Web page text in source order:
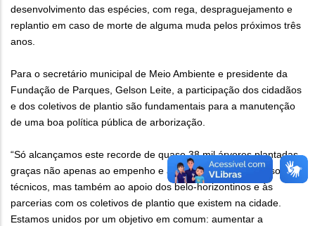
desenvolvimento das espécies, com rega, despraguejamento e
replantio em caso de morte de alguma muda pelos próximos três
anos.
Para o secretário municipal de Meio Ambiente e presidente da
Fundação de Parques, Gelson Leite, a participação dos cidadãos
e dos coletivos de plantio são fundamentais para a manutenção
de uma boa política pública de arborização.
“Só alcançamos este recorde de quase 38 mil árvores plantadas
graças não apenas ao empenho e à competência dos nossos
técnicos, mas também ao apoio dos belo-horizontinos e às
parcerias com os coletivos de plantio que existem na cidade.
Estamos unidos por um objetivo em comum: aumentar a